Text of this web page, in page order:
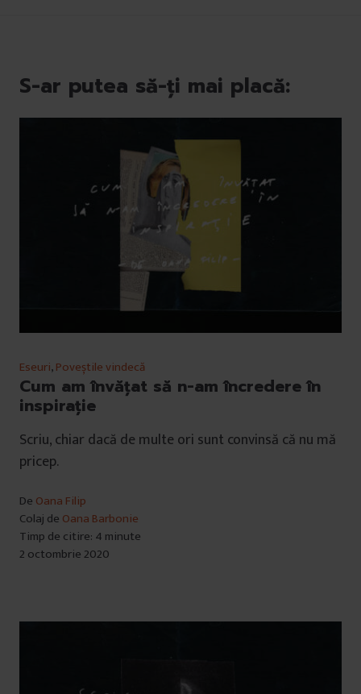
S-ar putea să-ți mai placă:
Eseuri,Poveștile vindecă
Cum am învățat să n-am încredere în
inspirație
Scriu, chiar dacă de multe ori sunt convinsă că nu mă
pricep.
De Oana Filip
Colaj de Oana Barbonie
Timp de citire: 4 minute
2 octombrie 2020